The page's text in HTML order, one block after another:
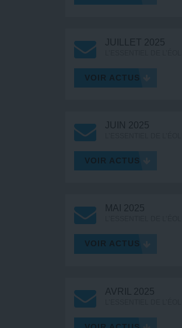
JUILLET 2025
VOIR ACTUS
JUIN 2025
VOIR ACTUS
MAI 2025
VOIR ACTUS
AVRIL 2025